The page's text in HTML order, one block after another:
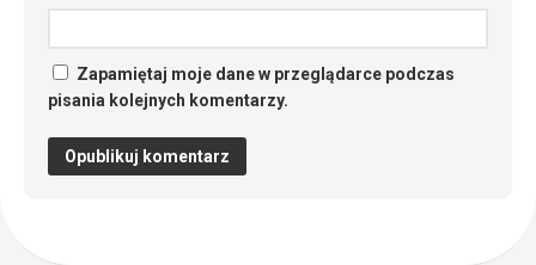
Zapamiętaj moje dane w przeglądarce podczas
pisania kolejnych komentarzy.